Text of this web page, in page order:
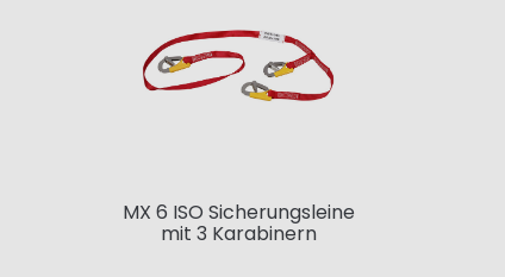
MX 6 ISO Sicherungsleine
mit 3 Karabinern